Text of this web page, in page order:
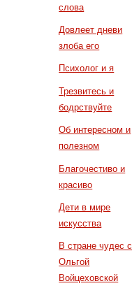
слова
Довлеет дневи
злоба его
Психолог и я
Трезвитесь и
бодрствуйте
Об интересном и
полезном
Благочестиво и
красиво
Дети в мире
искусства
В стране чудес с
Ольгой
Войцеховской